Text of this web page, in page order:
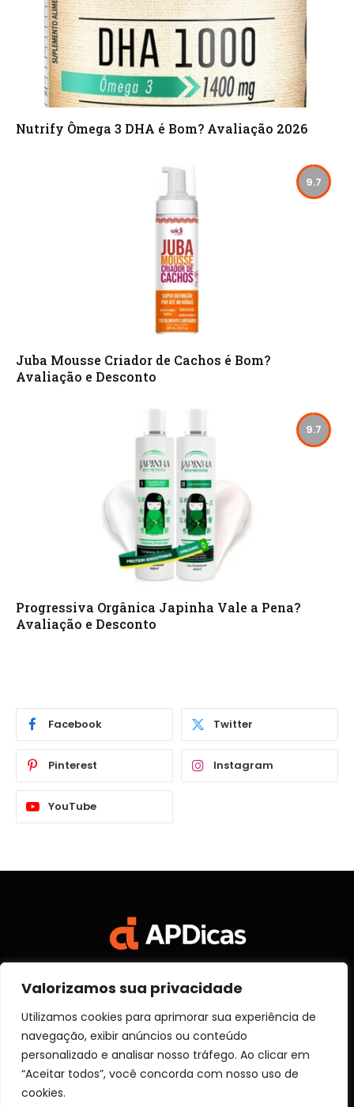
Valorizamos sua privacidade
Utilizamos cookies para aprimorar sua experiência de
navegação, exibir anúncios ou conteúdo
personalizado e analisar nosso tráfego. Ao clicar em
“Aceitar todos”, você concorda com nosso uso de
cookies.
Nutrify Ômega 3 DHA é Bom? Avaliação 2026
9.7
Juba Mousse Criador de Cachos é Bom?
Avaliação e Desconto
9.7
Progressiva Orgânica Japinha Vale a Pena?
Avaliação e Desconto
Facebook Twitter
Pinterest Instagram
YouTube
(Twitter)
SOBRE NÓS
POLITICA DE PRIVACIDADE
TERMOS DE USO